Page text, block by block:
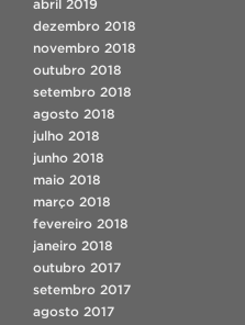
abril 2019
dezembro 2018
novembro 2018
outubro 2018
setembro 2018
agosto 2018
julho 2018
junho 2018
maio 2018
março 2018
fevereiro 2018
janeiro 2018
outubro 2017
setembro 2017
agosto 2017